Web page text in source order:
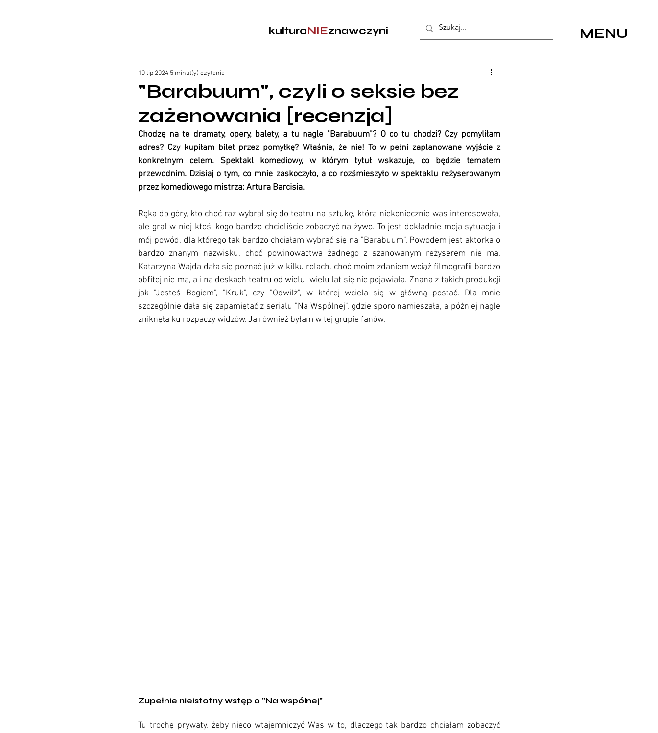
kulturoNIEznawczyni MENU
"Barabuum", czyli o seksie bez
zażenowania [recenzja]
10 lip 2024 5 minut(y) czytania
Chodzę na te dramaty, opery, balety, a tu nagle "Barabuum"? O co tu chodzi? Czy pomyliłam
adres? Czy kupiłam bilet przez pomyłkę? Właśnie, że nie! To w pełni zaplanowane wyjście z
konkretnym celem. Spektakl komediowy, w którym tytuł wskazuje, co będzie tematem
przewodnim. Dzisiaj o tym, co mnie zaskoczyło, a co rozśmieszyło w spektaklu reżyserowanym
przez komediowego mistrza: Artura Barcisia.
Ręka do góry, kto choć raz wybrał się do teatru na sztukę, która niekoniecznie was interesowała,
ale grał w niej ktoś, kogo bardzo chcieliście zobaczyć na żywo. To jest dokładnie moja sytuacja i
mój powód, dla którego tak bardzo chciałam wybrać się na "Barabuum". Powodem jest aktorka o
bardzo znanym nazwisku, choć powinowactwa żadnego z szanowanym reżyserem nie ma.
Katarzyna Wajda dała się poznać już w kilku rolach, choć moim zdaniem wciąż filmografii bardzo
obfitej nie ma, a i na deskach teatru od wielu, wielu lat się nie pojawiała. Znana z takich produkcji
jak "Jesteś Bogiem", "Kruk", czy "Odwilż", w której wciela się w główną postać. Dla mnie
szczególnie dała się zapamiętać z serialu "Na Wspólnej", gdzie sporo namieszała, a później nagle
zniknęła ku rozpaczy widzów. Ja również byłam w tej grupie fanów.
Zupełnie nieistotny wstęp o "Na wspólnej"
Tu trochę prywaty, żeby nieco wtajemniczyć Was w to, dlaczego tak bardzo chciałam zobaczyć